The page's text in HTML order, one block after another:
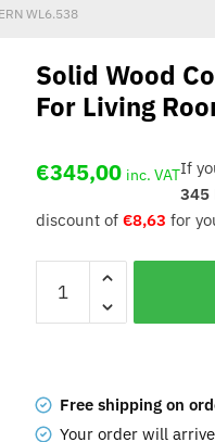
WL6.538
Solid Wood
For Living
€345,00 inc. VATIf
345
discount of €8,63 for
Free shipping on
Your order will